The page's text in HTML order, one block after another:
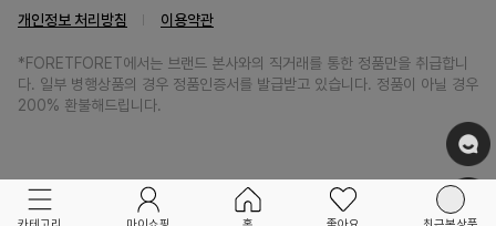
개인정보 처리방침 이용약관
*FORETFORET에서는 브랜드 본사와의 직거래를 통한 정품만을 취급합니
다. 일부 병행상품의 경우 정품인증서를 발급받고 있습니다. 정품이 아닐 경우
200% 환불해드립니다.